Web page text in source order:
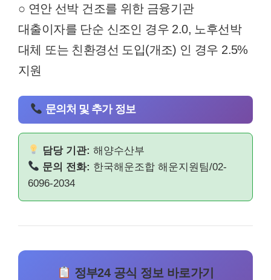
○ 연안 선박 건조를 위한 금융기관
대출이자를 단순 신조인 경우 2.0, 노후선박
대체 또는 친환경선 도입(개조) 인 경우 2.5%
지원
문의처 및 추가 정보
담당 기관: 해양수산부
문의 전화: 한국해운조합 해운지원팀/02-
6096-2034
정부24 공식 정보 바로가기